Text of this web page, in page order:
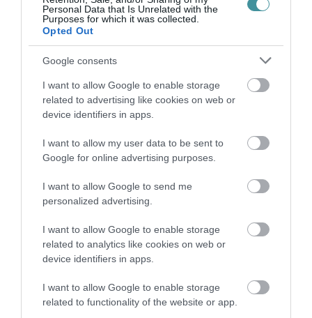
Personal Data that Is Unrelated with the
Purposes for which it was collected.
Opted Out
Google consents
I want to allow Google to enable storage
related to advertising like cookies on web or
device identifiers in apps.
I want to allow my user data to be sent to
Google for online advertising purposes.
I want to allow Google to send me
personalized advertising.
I want to allow Google to enable storage
related to analytics like cookies on web or
device identifiers in apps.
I want to allow Google to enable storage
related to functionality of the website or app.
Legfrissebb híreink
35 PERCES TANÓRÁK ÉS KEVESEBB HÁZI
2026. augusztus 08|Mindenki ügye
BAKA ANDRÁST JELÖLI KÖZTÁRSASÁGI
ELNÖKNEK A TISZA
ÚJ MAGYAR KÜLÜGYI STRATÉGIA KÉSZÜL,
TELJES SZAKÍTÁS JÖN A...
2026. augusztus 08